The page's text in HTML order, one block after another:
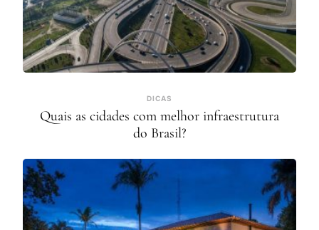
DICAS
Quais as cidades com melhor infraestrutura
do Brasil?